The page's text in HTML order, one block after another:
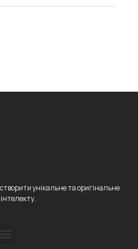
унікальне та оригінальне